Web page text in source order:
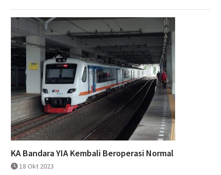
KA Bandara YIA Kembali Beroperasi Normal
18 Okt 2023